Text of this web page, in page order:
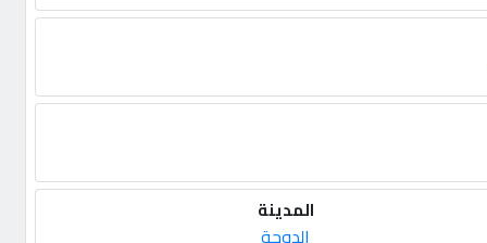
المدينة
الدوحة